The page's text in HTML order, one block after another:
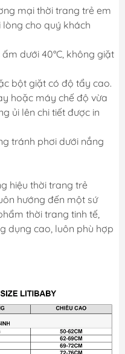
mại thời trang trẻ em
lòng cho quý khách
dưới 40°C, không giặt
bột giặt có độ tẩy cao.
hoặc máy chế độ vừa
ủi lên chi tiết được in
tránh phơi dưới nắng
hiệu thời trang trẻ
hướng đến một sứ
thời trang tinh tế,
dụng cao, luôn phù hợp